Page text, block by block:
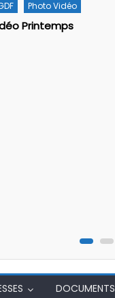
Photo Vidéo
Printemps
DOCUMENTS